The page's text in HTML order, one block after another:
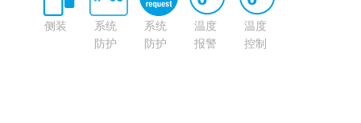
侧装
系统
防护
系统
防护
温度
报警
温度
控制